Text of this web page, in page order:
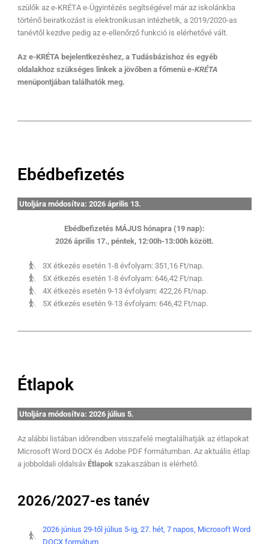
szülők az e-KRÉTA e-Ügyintézés segítségével már az iskolánkba
történő beiratkozást is elektronikusan intézhetik, a 2019/2020-as
tanévtől kezdve pedig az e-ellenőrző funkció is elérhetővé vált.
Az e-KRÉTA bejelentkezéshez, a Tudásbázishoz és egyéb
oldalakhoz szükséges linkek a jövőben a főmenü e-KRÉTA
menüpontjában találhatók meg.
Ebédbefizetés
Utoljára módosítva: 2026 április 13.
Ebédbefizetés MÁJUS hónapra (19 nap):
2026 április 17., péntek, 12:00h-13:00h között.
3X étkezés esetén 1-8 évfolyam: 351,16 Ft/nap.
5X étkezés esetén 1-8 évfolyam: 646,42 Ft/nap.
4X étkezés esetén 9-13 évfolyam: 422,26 Ft/nap.
5X étkezés esetén 9-13 évfolyam: 646,42 Ft/nap.
Étlapok
Utoljára módosítva: 2026 július 5.
Az alábbi listában időrendben visszafelé megtalálhatják az étlapokat
Microsoft Word DOCX és Adobe PDF formátumban. Az aktuális étlap
a jobboldali oldalsáv Étlapok szakaszában is elérhető.
2026/2027-es tanév
2026 június 29-től július 5-ig, 27. hét, 7 napos, Microsoft Word
DOCX formátum